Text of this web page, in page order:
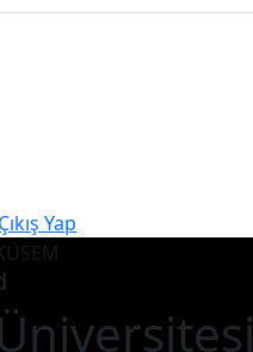
Çıkış Yap